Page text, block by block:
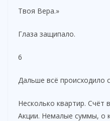
Твоя Вера.»
Глаза защипало.
6
Дальше всё происходило
Несколько квартир. Счёт
Акции. Немалые суммы, о